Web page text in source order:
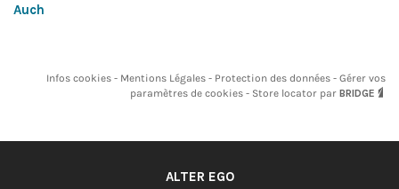
Auch
Infos cookies Mentions Légales Protection des données
Gérer vos
paramètres de cookies
Store locator par BRIDGE
ALTER EGO